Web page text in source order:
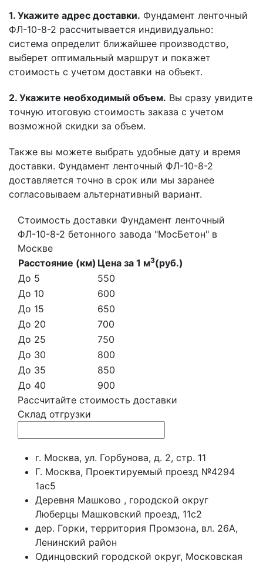
1. Укажите адрес доставки. Фундамент ленточный
ФЛ-10-8-2 рассчитывается индивидуально:
система определит ближайшее производство,
выберет оптимальный маршрут и покажет
стоимость с учетом доставки на объект.
2. Укажите необходимый объем. Вы сразу увидите
точную итоговую стоимость заказа с учетом
возможной скидки за объем.
Также вы можете выбрать удобные дату и время
доставки. Фундамент ленточный ФЛ-10-8-2
доставляется точно в срок или мы заранее
согласовываем альтернативный вариант.
Стоимость доставки Фундамент ленточный
ФЛ-10-8-2 бетонного завода "МосБетон" в
Москве
Расстояние (км) Цена за 1 м3(руб.)
До 5
550
До 10
600
До 15
650
До 20
700
До 25
750
До 30
800
До 35
850
До 40
900
Рассчитайте стоимость доставки
Склад отгрузки
г. Москва, ул. Горбунова, д. 2, стр. 11
Г. Москва, Проектируемый проезд №4294
1ас5
Деревня Машково , городской округ
Люберцы Машковский проезд, 11с2
дер. Горки, территория Промзона, вл. 26А,
Ленинский район
Одинцовский городской округ, Московская